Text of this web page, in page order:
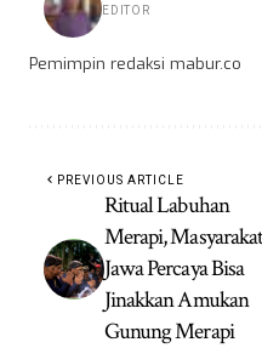
EDITOR
Pemimpin redaksi mabur.co
PREVIOUS ARTICLE
Ritual Labuhan
Merapi, Masyarakat
Jawa Percaya Bisa
Jinakkan Amukan
Gunung Merapi